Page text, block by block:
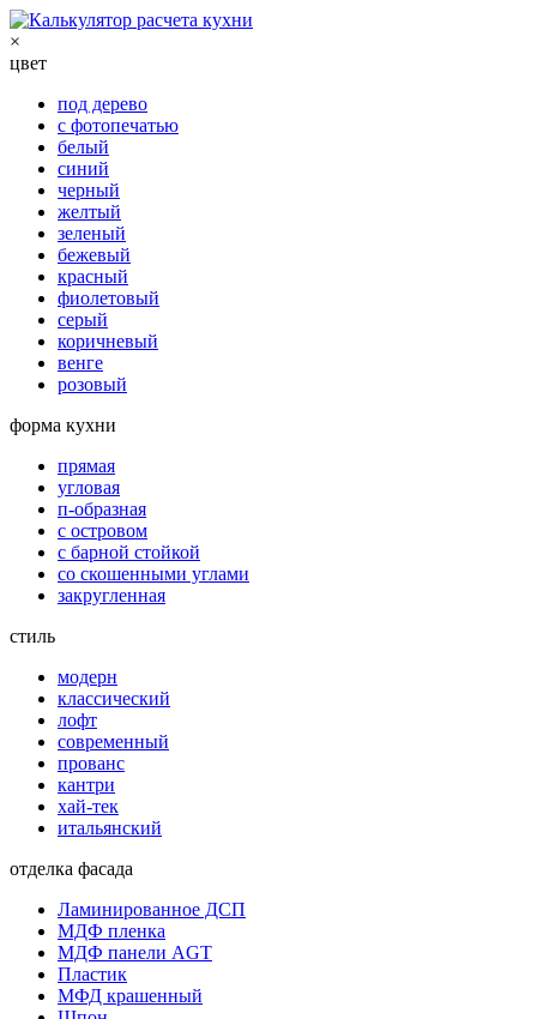
×
цвет
под дерево
с фотопечатью
белый
синий
черный
желтый
зеленый
бежевый
красный
фиолетовый
серый
коричневый
венге
розовый
форма кухни
прямая
угловая
п-образная
с островом
с барной стойкой
со скошенными углами
закругленная
стиль
модерн
классический
лофт
современный
прованс
кантри
хай-тек
итальянский
отделка фасада
Ламинированное ДСП
МДФ пленка
МДФ панели AGT
Пластик
МФД крашенный